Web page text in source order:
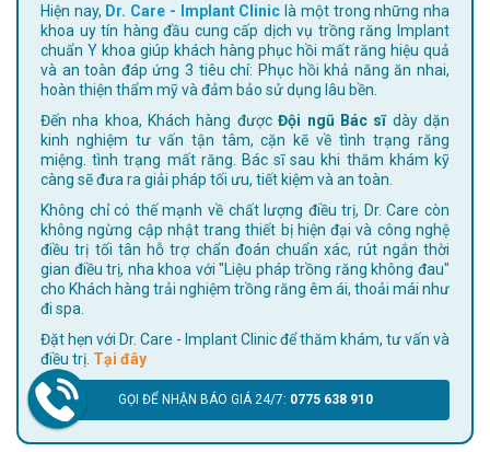
Hiện nay, Dr. Care - Implant Clinic là một trong những nha
khoa uy tín hàng đầu cung cấp dịch vụ trồng răng Implant
chuẩn Y khoa giúp khách hàng phục hồi mất răng hiệu quả
và an toàn đáp ứng 3 tiêu chí: Phục hồi khả năng ăn nhai,
hoàn thiện thẩm mỹ và đảm bảo sử dụng lâu bền.
Đến nha khoa, Khách hàng đượcĐội ngũ Bác sĩdày dặn
kinh nghiệm tư vấn tận tâm, cặn kẽ về tình trạng răng
miệng. tình trạng mất răng. Bác sĩ sau khi thăm khám kỹ
càng sẽ đưa ra giải pháp tối ưu, tiết kiệm và an toàn.
Không chỉ có thế mạnh về chất lượng điều trị, Dr. Care còn
không ngừng cập nhật trang thiết bị hiện đại và công nghệ
điều trị tối tân hỗ trợ chẩn đoán chuẩn xác, rút ngắn thời
gian điều trị, nha khoa với "Liệu pháp trồng răng không đau"
cho Khách hàng trải nghiệm trồng răng êm ái, thoải mái như
đi spa.
Đặt hẹn với Dr. Care - Implant Clinic để thăm khám, tư vấn và
điều trị. Tại đây
GỌI ĐỂ NHẬN BÁO GIÁ 24/7: 0775 638 910